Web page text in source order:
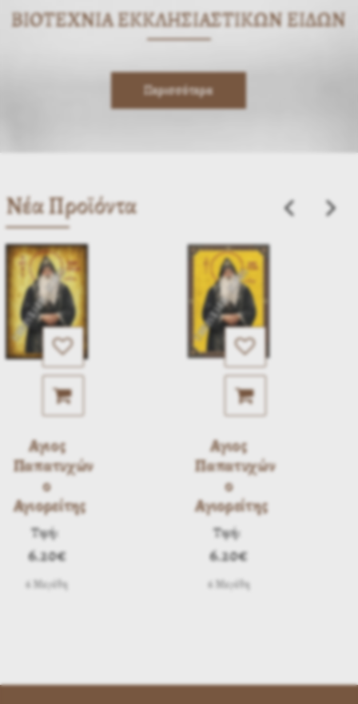
ΒΙΟΤΕΧΝΙΑ ΕΚΚΛΗΣΙΑΣΤΙΚΩΝ ΕΙΔΩΝ
Περισσότερα
Νέα Προϊόντα
Αγιος
Παπατυχών
ο
Αγιορείτης
Τιμή:
6.20€
6 Μεγέθη
Αγιος
Παπατυχών
ο
Αγιορείτης
Τιμή:
6.20€
6 Μεγέθη